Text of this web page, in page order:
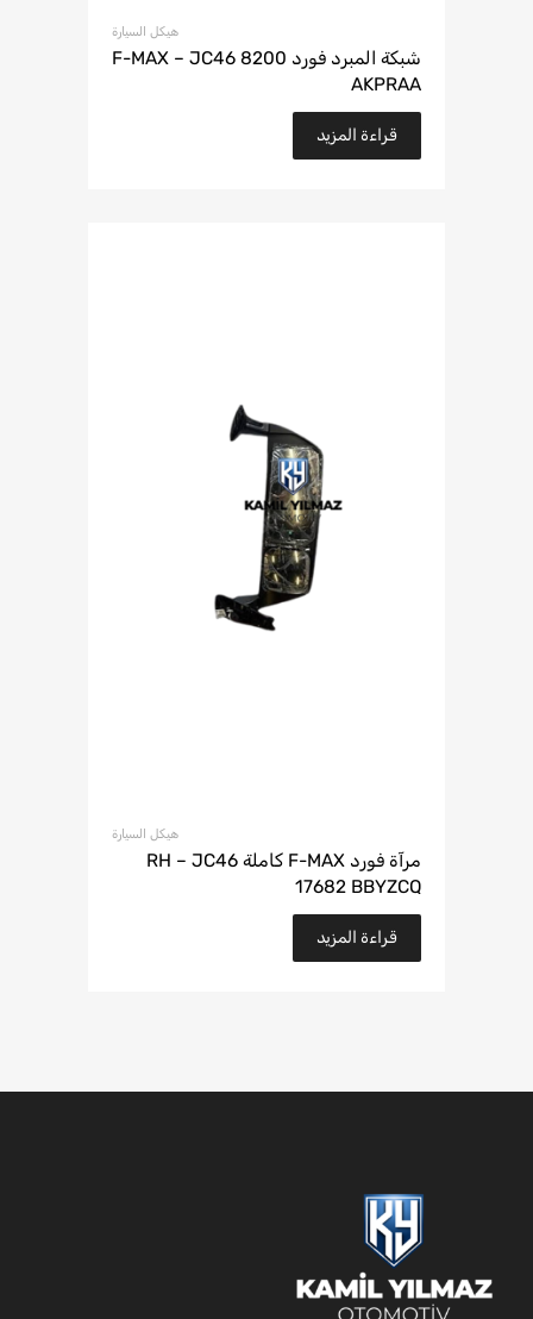
هيكل السيارة
شبكة المبرد فورد F-MAX – JC46 8200
AKPRAA
قراءة المزيد
هيكل السيارة
مرآة فورد F-MAX كاملة RH – JC46
17682 BBYZCQ
قراءة المزيد